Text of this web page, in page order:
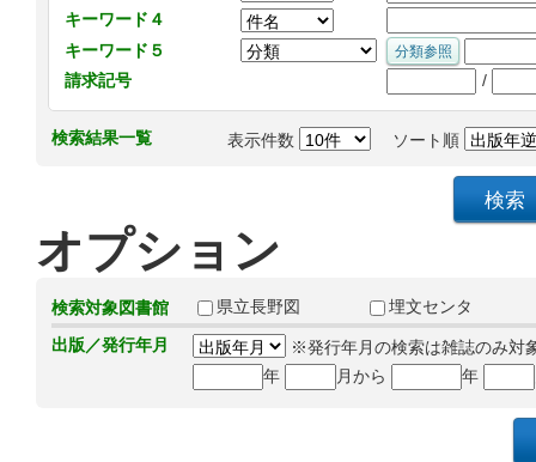
キーワード４
キーワード５
請求記号
/
検索結果一覧 表示件数 ソート順
オプション
検索対象図書館 県立長野図
埋文センタ
出版／発行年月
※発行年月の検索は雑誌のみ対
年
月から 年